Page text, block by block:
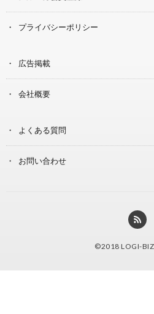
プライバシーポリシー
広告掲載
会社概要
よくある質問
お問い合わせ
©2018 LOGI-